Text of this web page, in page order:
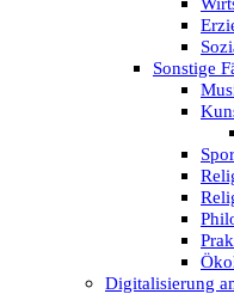
Sonstige
Digitalisierung